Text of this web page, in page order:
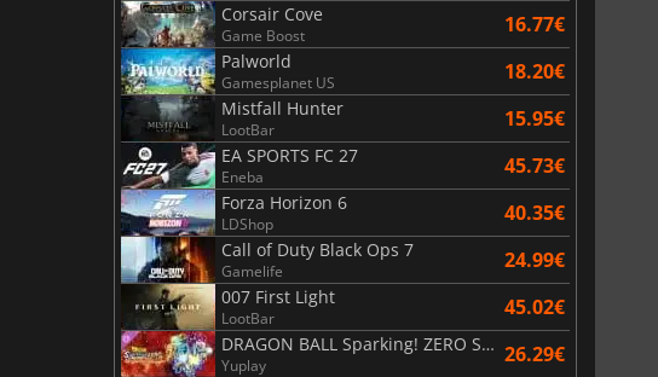
Corsair Cove
Game Boost 16.77€
Palworld
Gamesplanet US 18.20€
Mistfall Hunter
LootBar 15.95€
EA SPORTS FC 27
Eneba 45.73€
Forza Horizon 6
LDShop 40.35€
Call of Duty Black Ops 7
Gamelife 24.99€
007 First Light
LootBar 45.02€
DRAGON BALL Sparking! ZERO Super Limit Breaking NEO
Yuplay 26.29€